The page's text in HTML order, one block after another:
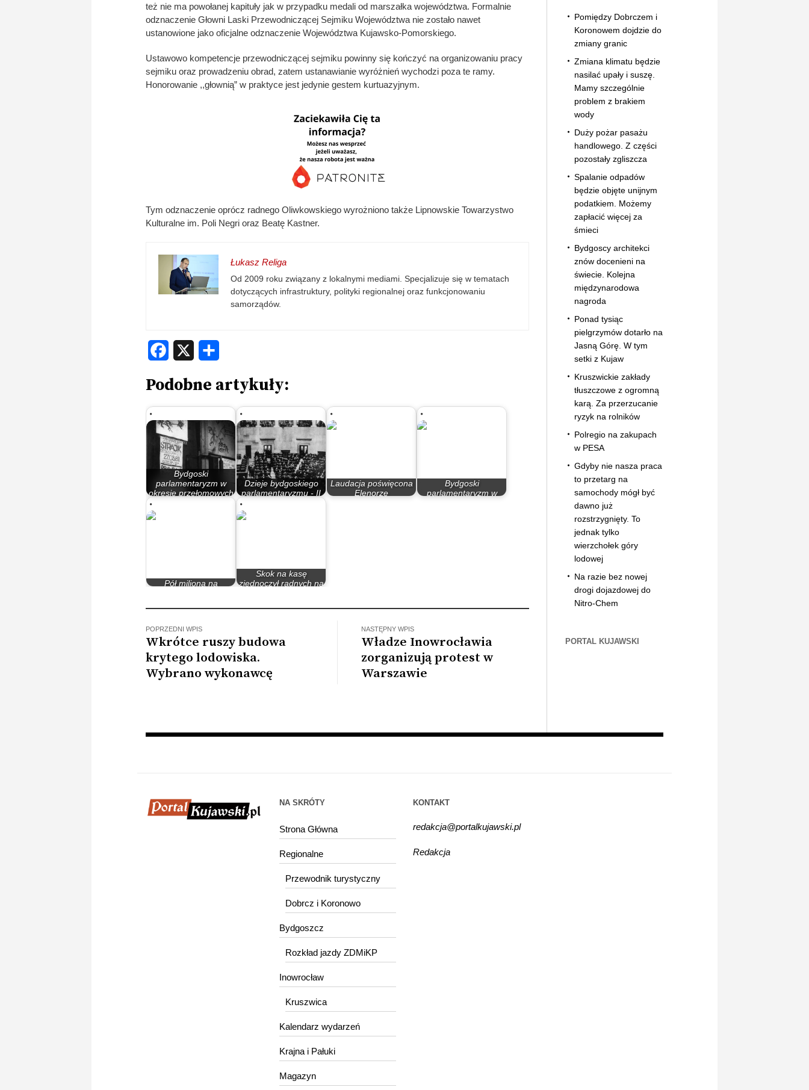
też nie ma powołanej kapituły jak w przypadku medali od marszałka województwa. Formalnie
odznaczenie Głowni Laski Przewodniczącej Sejmiku Województwa nie zostało nawet
ustanowione jako oficjalne odznaczenie Województwa Kujawsko-Pomorskiego.
Ustawowo kompetencje przewodniczącej sejmiku powinny się kończyć na organizowaniu pracy
sejmiku oraz prowadzeniu obrad, zatem ustanawianie wyróżnień wychodzi poza te ramy.
Honorowanie ,,głownią” w praktyce jest jedynie gestem kurtuazyjnym.
Tym odznaczenie oprócz radnego Oliwkowskiego wyrożniono także Lipnowskie Towarzystwo
Kulturalne im. Poli Negri oraz Beatę Kastner.
Łukasz Religa
Od 2009 roku związany z lokalnymi mediami. Specjalizuje się w tematach
dotyczących infrastruktury, polityki regionalnej oraz funkcjonowaniu
samorządów.
Facebook
Podobne artykuły:
Bydgoski
parlamentaryzm w
okresie przełomowych
Dzieje bydgoskiego
parlamentaryzmu - II
Laudacja poświęcona
Elenorze
Bydgoski
parlamentaryzm w
Pół miliona na
Skok na kasę
zjednoczył radnych na
POPRZEDNI WPIS
Wkrótce ruszy budowa
krytego lodowiska.
Wybrano wykonawcę
NASTĘPNY WPIS
Władze Inowrocławia
zorganizują protest w
Warszawie
Pomiędzy Dobrczem i
Koronowem dojdzie do
zmiany granic
Zmiana klimatu będzie
nasilać upały i suszę.
Mamy szczególnie
problem z brakiem
wody
Duży pożar pasażu
handlowego. Z części
pozostały zgliszcza
Spalanie odpadów
będzie objęte unijnym
podatkiem. Możemy
zapłacić więcej za
śmieci
Bydgoscy architekci
znów docenieni na
świecie. Kolejna
międzynarodowa
nagroda
Ponad tysiąc
pielgrzymów dotarło na
Jasną Górę. W tym
setki z Kujaw
Kruszwickie zakłady
tłuszczowe z ogromną
karą. Za przerzucanie
ryzyk na rolników
Polregio na zakupach
w PESA
Gdyby nie nasza praca
to przetarg na
samochody mógł być
dawno już
rozstrzygnięty. To
jednak tylko
wierzchołek góry
lodowej
Na razie bez nowej
drogi dojazdowej do
Nitro-Chem
PORTAL KUJAWSKI
NA SKRÓTY
Strona Główna
Regionalne
Przewodnik turystyczny
Dobrcz i Koronowo
Bydgoszcz
Rozkład jazdy ZDMiKP
Inowrocław
Kruszwica
Kalendarz wydarzeń
Krajna i Pałuki
Magazyn
KONTAKT
redakcja@portalkujawski.pl
Redakcja